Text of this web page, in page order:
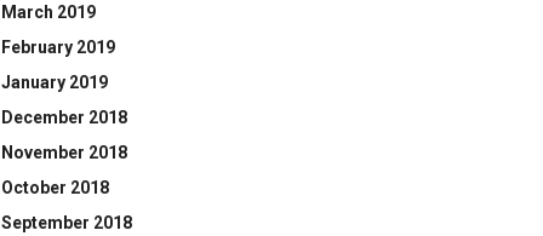
March 2019
February 2019
January 2019
December 2018
November 2018
October 2018
September 2018